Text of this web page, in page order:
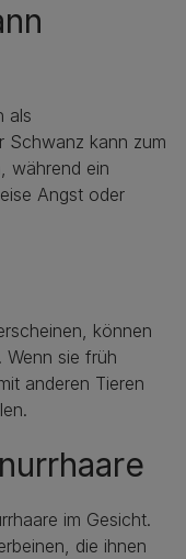
als
Schwanz kann zum
während ein
Angst oder
können
Wenn sie früh
anderen Tieren
im Gesicht.
die ihnen